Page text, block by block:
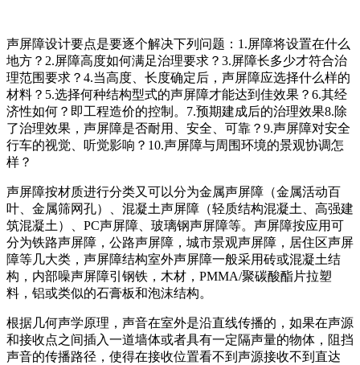
声屏障设计要点是要逐个解决下列问题：1.屏障将设置在什么
地方？2.屏障高度如何满足治理要求？3.屏障长多少才符合治
理范围要求？4.当高度、长度确定后，声屏障应选择什么样的
材料？5.选择何种结构型式的声屏障才能达到佳效果？6.其经
济性如何？即工程造价的控制。7.预期建成后的治理效果8.除
了治理效果，声屏障是否耐用、安全、可靠？9.声屏障对安全
行车的视觉、听觉影响？10.声屏障与周围环境的景观协调怎
样？
声屏障按材质进行分类又可以分为金属声屏障（金属活动百
叶、金属筛网孔）、混凝土声屏障（轻质结构混凝土、高强建
筑混凝土）、PC声屏障、玻璃钢声屏障等。声屏障按应用可
分为铁路声屏障，公路声屏障，城市景观声屏障，居住区声屏
障等几大类，声屏障结构室外声屏障一般采用砖或混凝土结
构，内部噪声屏障引钢铁，木材，PMMA/聚碳酸酯片拉塑
料，铝或类似的石膏板和泡沫结构。
根据几何声学原理，声音在室外是沿直线传播的，如果在声源
和接收点之间插入一道墙体或者具有一定隔声量的物体，阻挡
声音的传播路径，使得在接收位置看不到声源接收不到直达